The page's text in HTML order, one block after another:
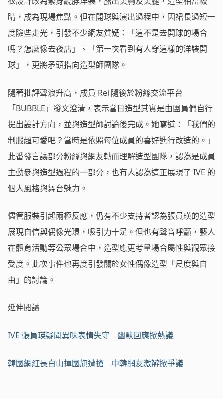
睛，成為現場焦點。但在開球與演出過程中，因裙長過短一
度險些走光，引發不少網友質疑：「這不是去開球的場合
嗎？怎麼像去夜店」、「第一次看到有人穿這樣的洋裝開
球」，更將矛頭指向造型師團隊。
隨著批評聲浪升高，成員 Rei 隨後於粉絲交流平台
「BUBBLE」發文澄清，表示當日造型其實是由團員們自行
提出設計方向，並與造型師討論後完成。她寫道：「我們的
制服超可愛吧？當時是依照每位成員的喜好進行改造的。」
此番發言讓部分粉絲與網友轉而理解造型團隊，認為是成員
主動參與造型過程的一部分，也有人認為這正展現了 IVE 的
個人風格與舞台魅力。
儘管服裝引起兩極反應，仍有不少支持者認為張員瑛的造型
展現自信與偶像光環，吸引力十足。但也有聲音呼籲，藝人
在體育活動等公眾場合中，造型應更考量場合屬性與觀眾接
受度。此次事件也再度引發關於女性偶像造型「尺度與自
由」的討論。
延伸閱讀
IVE 張員瑛疑聞異味表情失守 幽默回應掀熱議
韓國網紅長白山揮國旗遭搶 中韓網友激辯掀爭議